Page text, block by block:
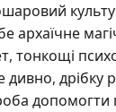
архаїчне
тонкощі
дивно, дрібку
допомогти